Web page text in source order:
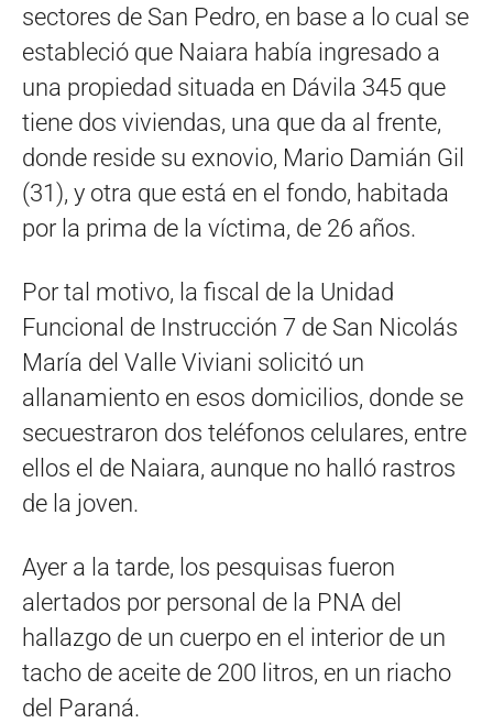
sectores de San Pedro, en base a lo cual se
estableció que Naiara había ingresado a
una propiedad situada en Dávila 345 que
tiene dos viviendas, una que da al frente,
donde reside su exnovio, Mario Damián Gil
(31), y otra que está en el fondo, habitada
por la prima de la víctima, de 26 años.
Por tal motivo, la fiscal de la Unidad
Funcional de Instrucción 7 de San Nicolás
María del Valle Viviani solicitó un
allanamiento en esos domicilios, donde se
secuestraron dos teléfonos celulares, entre
ellos el de Naiara, aunque no halló rastros
de la joven.
Ayer a la tarde, los pesquisas fueron
alertados por personal de la PNA del
hallazgo de un cuerpo en el interior de un
tacho de aceite de 200 litros, en un riacho
del Paraná.